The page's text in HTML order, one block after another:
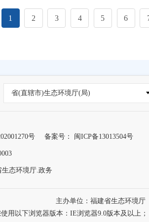
1 2 3 4 5 6
省(直辖市)生态环境厅(局)
号 备案号： 闽ICP备13013504号
态环境厅.政务
主办单位：福建省生态环境厅
用以下浏览器版本：IE浏览器9.0版本及以上